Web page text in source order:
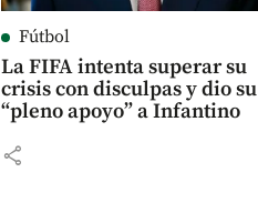
Fútbol
La FIFA intenta superar su
crisis con disculpas y dio su
“pleno apoyo” a Infantino
share